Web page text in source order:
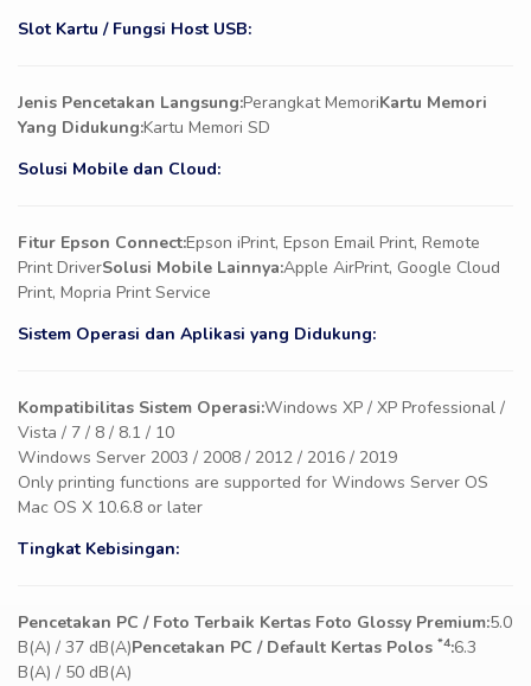
Slot Kartu / Fungsi Host USB:
Jenis Pencetakan Langsung:Perangkat MemoriKartu Memori
Yang Didukung:Kartu Memori SD
Solusi Mobile dan Cloud:
Fitur Epson Connect:Epson iPrint, Epson Email Print, Remote
Print DriverSolusi Mobile Lainnya:Apple AirPrint, Google Cloud
Print, Mopria Print Service
Sistem Operasi dan Aplikasi yang Didukung:
Kompatibilitas Sistem Operasi:Windows XP / XP Professional /
Vista / 7 / 8 / 8.1 / 10
Windows Server 2003 / 2008 / 2012 / 2016 / 2019
Only printing functions are supported for Windows Server OS
Mac OS X 10.6.8 or later
Tingkat Kebisingan:
Pencetakan PC / Foto Terbaik Kertas Foto Glossy Premium:5.0
B(A) / 37 dB(A)Pencetakan PC / Default Kertas Polos *4:6.3
B(A) / 50 dB(A)